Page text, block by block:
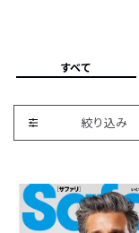
すべて
絞り込み